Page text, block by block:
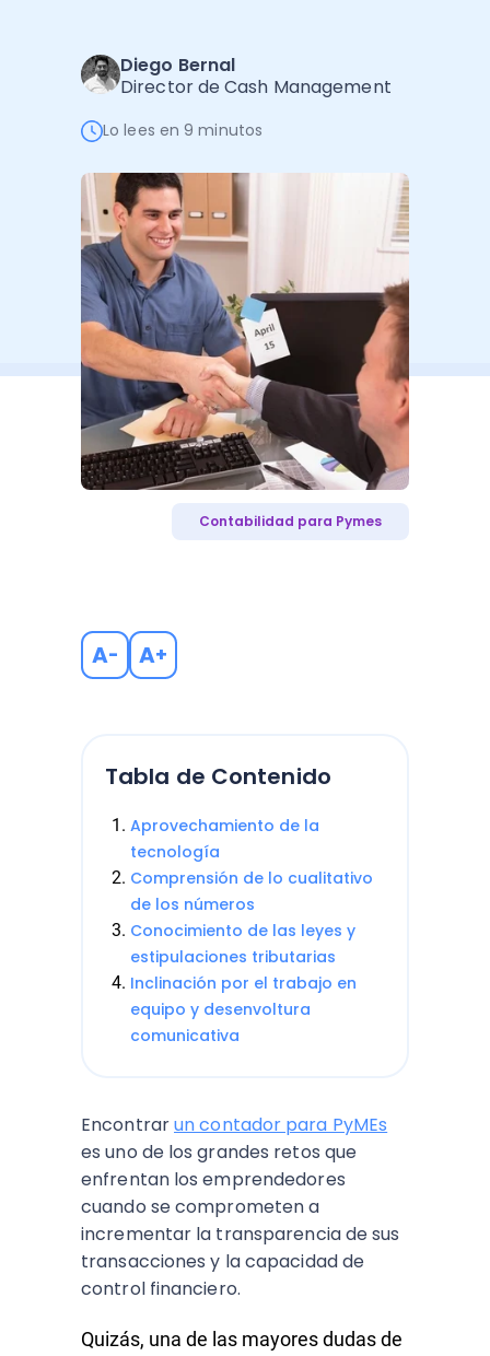
Administración Empresarial
Software Factura y Administración
Autores
Diego Bernal
Director de Cash Management
Lo lees en 9 minutos
Contabilidad para Pymes
A- A+
Tabla de Contenido
Aprovechamiento de la
tecnología
Comprensión de lo cualitativo
de los números
Conocimiento de las leyes y
estipulaciones tributarias
Inclinación por el trabajo en
equipo y desenvoltura
comunicativa
Encontrarun contador para PyMEs
es uno de los grandes retos que
enfrentan los emprendedores
cuando se comprometen a
incrementar la transparencia de sus
transacciones y la capacidad de
control financiero.
Quizás, una de las mayores dudas de